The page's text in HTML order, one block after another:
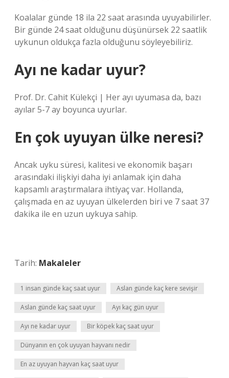
Koalalar günde 18 ila 22 saat arasında uyuyabilirler.
Bir günde 24 saat olduğunu düşünürsek 22 saatlik
uykunun oldukça fazla olduğunu söyleyebiliriz.
Ayı ne kadar uyur?
Prof. Dr. Cahit Külekçi | Her ayı uyumasa da, bazı
ayılar 5-7 ay boyunca uyurlar.
En çok uyuyan ülke neresi?
Ancak uyku süresi, kalitesi ve ekonomik başarı
arasındaki ilişkiyi daha iyi anlamak için daha
kapsamlı araştırmalara ihtiyaç var. Hollanda,
çalışmada en az uyuyan ülkelerden biri ve 7 saat 37
dakika ile en uzun uykuya sahip.
Tarih: Makaleler
1 insan günde kaç saat uyur Aslan günde kaç kere sevişir
Aslan günde kaç saat uyur Ayı kaç gün uyur
Ayı ne kadar uyur Bir köpek kaç saat uyur
Dünyanın en çok uyuyan hayvanı nedir
En az uyuyan hayvan kaç saat uyur